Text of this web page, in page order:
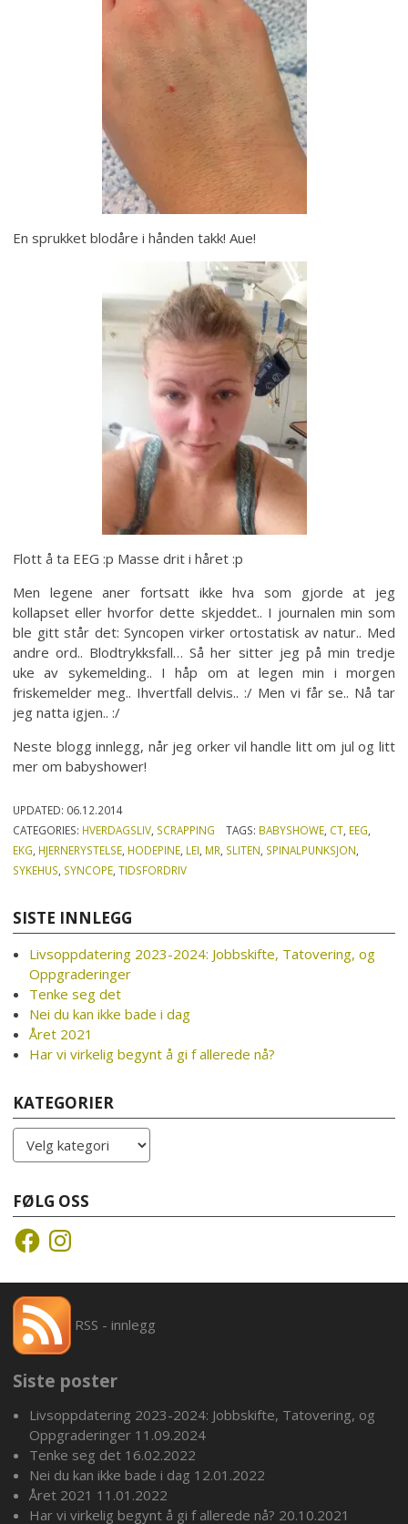
En sprukket blodåre i hånden takk! Aue!
Flott å ta EEG :p Masse drit i håret :p
Men legene aner fortsatt ikke hva som gjorde at jeg
kollapset eller hvorfor dette skjeddet.. I journalen min som
ble gitt står det: Syncopen virker ortostatisk av natur.. Med
andre ord.. Blodtrykksfall… Så her sitter jeg på min tredje
uke av sykemelding.. I håp om at legen min i morgen
friskemelder meg.. Ihvertfall delvis.. :/ Men vi får se.. Nå tar
jeg natta igjen.. :/
Neste blogg innlegg, når jeg orker vil handle litt om jul og litt
mer om babyshower!
UPDATED: 06.12.2014
CATEGORIES: HVERDAGSLIV, SCRAPPING TAGS: BABYSHOWE, CT, EEG,
EKG, HJERNERYSTELSE, HODEPINE, LEI, MR, SLITEN, SPINALPUNKSJON,
SYKEHUS, SYNCOPE,TIDSFORDRIV
SISTE INNLEGG
Livsoppdatering 2023-2024: Jobbskifte, Tatovering, og
Oppgraderinger
Tenke seg det
Nei du kan ikke bade i dag
Året 2021
Har vi virkelig begynt å gi f allerede nå?
KATEGORIER
Kategorier
FØLG OSS
FacebookInstagram
RSS - innlegg
Siste poster
Livsoppdatering 2023-2024: Jobbskifte, Tatovering, og
Oppgraderinger 11.09.2024
Tenke seg det 16.02.2022
Nei du kan ikke bade i dag 12.01.2022
Året 2021 11.01.2022
Har vi virkelig begynt å gi f allerede nå? 20.10.2021